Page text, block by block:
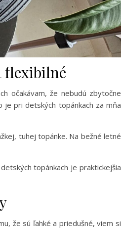
flexibilné
očakávam, že nebudú zbytočne
je pri detských topánkach za mňa
tuhej topánke. Na bežné letné
topánkach je praktickejšia
že sú ľahké a priedušné, viem si